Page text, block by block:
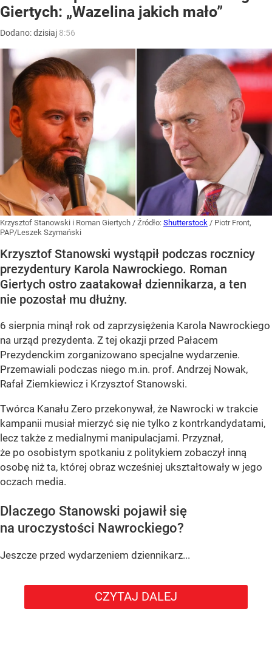
Giertych: „Wazelina jakich mało”
Dodano:dzisiaj 8:56
Krzysztof Stanowski i Roman Giertych / Źródło: Shutterstock / Piotr Front,
PAP/Leszek Szymański
Krzysztof Stanowski wystąpił podczas rocznicy
prezydentury Karola Nawrockiego. Roman
Giertych ostro zaatakował dziennikarza, a ten
nie pozostał mu dłużny.
6 sierpnia minął rok od zaprzysiężenia Karola Nawrockiego
na urząd prezydenta. Z tej okazji przed Pałacem
Prezydenckim zorganizowano specjalne wydarzenie.
Przemawiali podczas niego m.in. prof. Andrzej Nowak,
Rafał Ziemkiewicz i Krzysztof Stanowski.
Twórca Kanału Zero przekonywał, że Nawrocki w trakcie
kampanii musiał mierzyć się nie tylko z kontrkandydatami,
lecz także z medialnymi manipulacjami. Przyznał,
że po osobistym spotkaniu z politykiem zobaczył inną
osobę niż ta, której obraz wcześniej ukształtowały w jego
oczach media.
Dlaczego Stanowski pojawił się
na uroczystości Nawrockiego?
Jeszcze przed wydarzeniem dziennikarz...
CZYTAJ DALEJ